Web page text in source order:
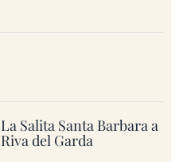
La Salita Santa Barbara a
Riva del Garda